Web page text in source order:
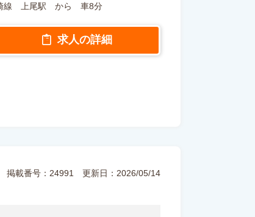
崎線 上尾駅 から 車8分
求人の詳細
掲載番号：24991 更新日：2026/05/14